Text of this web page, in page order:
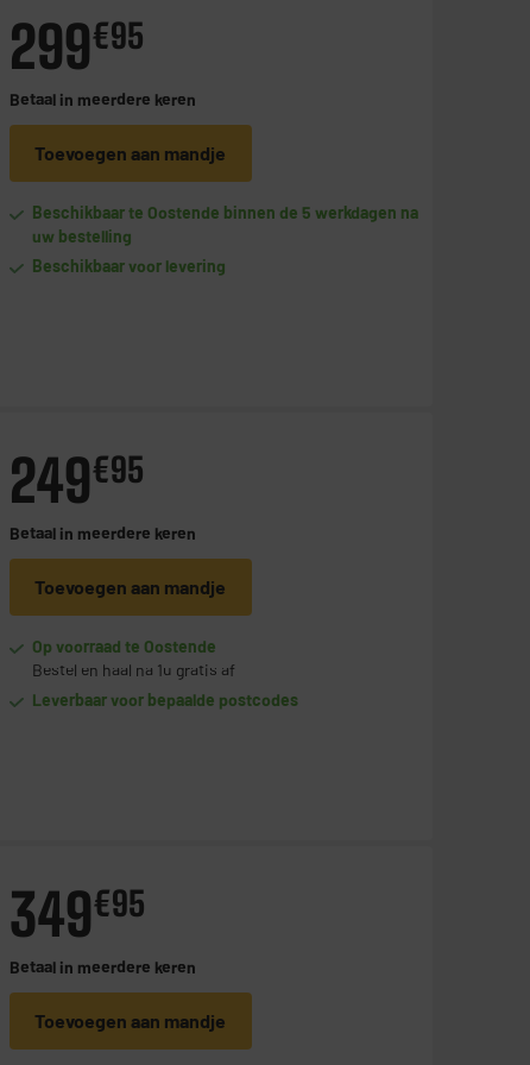
299€95
Betaal in meerdere keren
Toevoegen aan mandje
Beschikbaar te Oostende binnen de 5 werkdagen na
uw bestelling
Beschikbaar voor levering
249€95
Betaal in meerdere keren
Toevoegen aan mandje
Op voorraad te Oostende
Bestel en haal na 1u gratis af
Leverbaar voor bepaalde postcodes
349€95
Betaal in meerdere keren
Toevoegen aan mandje